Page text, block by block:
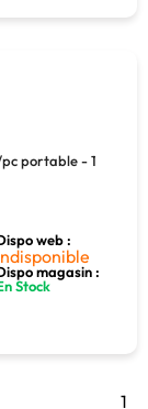
portable - 1
web :
magasin :
Stock
1